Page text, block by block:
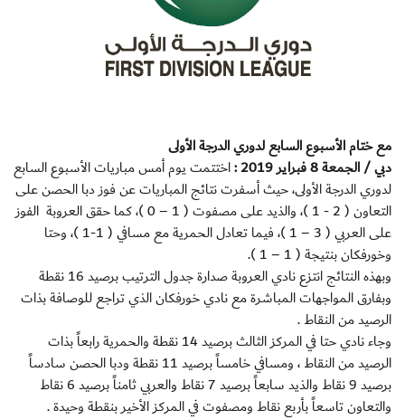
مع ختام الأسبوع السابع لدوري الدرجة الأولى
دبي / الجمعة 8 فبراير 2019 :
اختتمت يوم أمس مباريات الأسبوع السابع
لدوري الدرجة الأولى، حيث أسفرت نتائج المباريات عن فوز دبا الحصن على
التعاون ( 2 - 1 )، والذيد على مصفوت ( 1 – 0 )، كما حقق العروبة الفوز
على العربي ( 3 – 1 )، فيما تعادل الحمرية مع مسافي ( 1-1 )، وحتا
وخورفكان بنتيجة ( 1 – 1 ).
وبهذه النتائج انتزع نادي العروبة صدارة جدول الترتيب برصيد 16 نقطة
وبفارق المواجهات المباشرة مع نادي خورفكان الذي تراجع للوصافة بذات
الرصيد من النقاط .
وجاء نادي حتا في المركز الثالث برصيد 14 نقطة والحمرية رابعاً بذات
الرصيد من النقاط ، ومسافي خامساً برصيد 11 نقطة ودبا الحصن سادساً
برصيد 9 نقاط والذيد سابعاً برصيد 7 نقاط والعربي ثامناً برصيد 6 نقاط
والتعاون تاسعاً بأربع نقاط ومصفوت في المركز الأخير بنقطة وحيدة .